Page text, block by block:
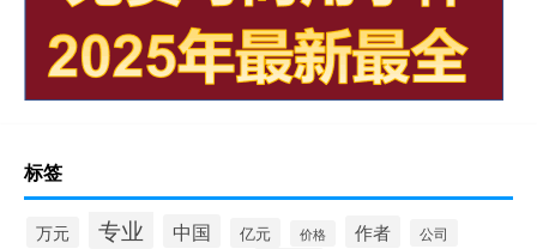
标签
万元 专业 中国 亿元 价格 作者 公司